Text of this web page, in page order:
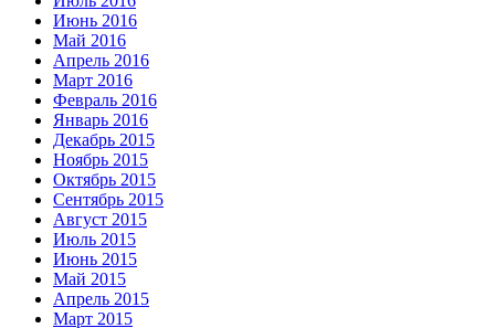
Июнь 2016
Май 2016
Апрель 2016
Март 2016
Февраль 2016
Январь 2016
Декабрь 2015
Ноябрь 2015
Октябрь 2015
Сентябрь 2015
Август 2015
Июль 2015
Июнь 2015
Май 2015
Апрель 2015
Март 2015